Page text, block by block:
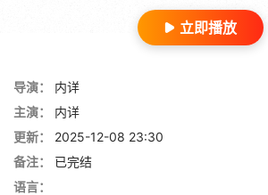
立即播放
导演：
内详
主演：
内详
更新：
2025-12-08 23:30
备注：
已完结
语言：